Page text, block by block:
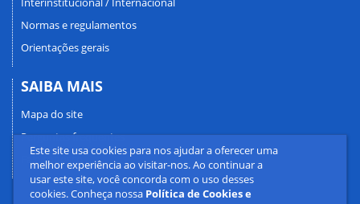
Este site usa cookies para nos ajudar a oferecer uma
melhor experiência ao visitar-nos. Ao continuar a
usar este site, você concorda com o uso desses
cookies. Conheça nossa Política de Cookies e
Normas e regulamentos
Orientações gerais
SAIBA MAIS
Mapa do site
Perguntas frequentes
Fale conosco